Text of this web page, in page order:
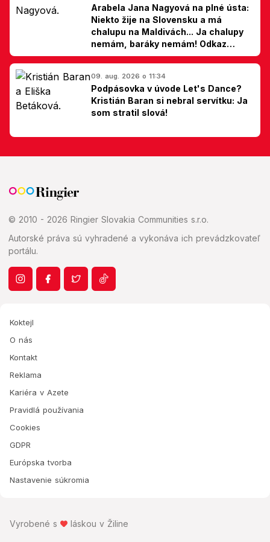
Arabela Jana Nagyová na plné ústa:
Niekto žije na Slovensku a má
chalupu na Maldivách... Ja chalupy
nemám, baráky nemám! Odkaz
Slovákom
09. aug. 2026 o 11:34
Podpásovka v úvode Let's Dance?
Kristián Baran si nebral servítku: Ja
som stratil slová!
© 2010 - 2026 Ringier Slovakia Communities s.r.o.
Autorské práva sú vyhradené a vykonáva ich prevádzkovateľ
portálu.
Koktejl
O nás
Kontakt
Reklama
Kariéra v Azete
Pravidlá používania
Cookies
GDPR
Európska tvorba
Nastavenie súkromia
Vyrobené s láskou v Žiline